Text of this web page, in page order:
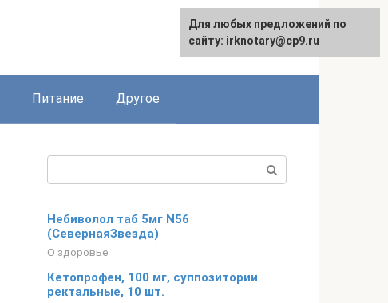
Питание Другое
Небиволол таб 5мг N56
(СевернаяЗвезда)
О здоровье
Кетопрофен, 100 мг, суппозитории
ректальные, 10 шт.
Для любых предложений по
сайту: irknotary@cp9.ru